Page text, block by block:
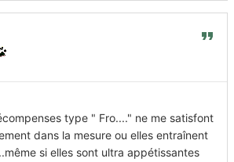
type " Fro...." ne me satisfont
dans la mesure ou elles entraînent
si elles sont ultra appétissantes